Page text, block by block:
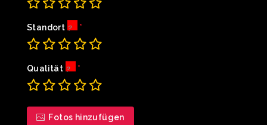
Standort
Qualität
Fotos hinzufügen